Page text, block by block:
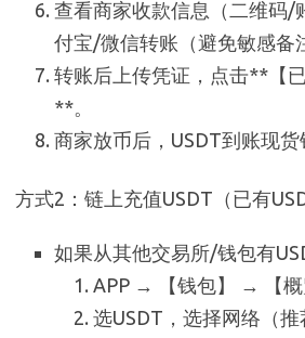
查看商家收款信息（二维码/
付宝/微信转账（避免敏感备
转账后上传凭证，点击**【
**。
商家放币后，USDT到账现货
方式2：链上充值USDT（已有
如果从其他交易所/钱包有
APP → 【钱包】 → 【概
选USDT，选择网络（